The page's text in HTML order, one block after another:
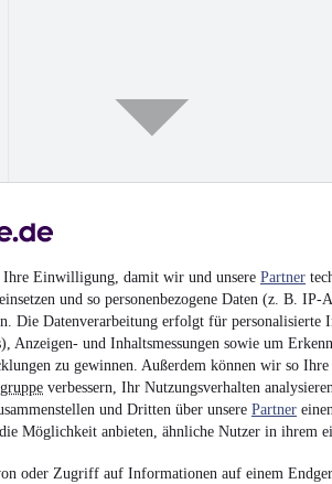
Ihre Einwilligung, damit wir und unsere Partner
und so personenbezogene Daten (z. B.
Die Datenverarbeitung erfolgt für personalisierte
Anzeigen- und Inhaltsmessungen sowie um
zu gewinnen. Außerdem können wir so
verbessern, Ihr Nutzungsverhalten
und Dritten über unsere Partner
Möglichkeit anbieten, ähnliche Nutzer in ihrem
oder Zugriff auf Informationen auf einem